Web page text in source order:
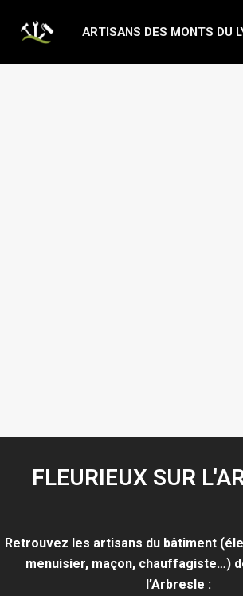
ARTISANS DES MONTS DU
FLEURIEUX SUR
Retrouvez les artisans du bâtiment
menuisier, maçon, chauffagiste…)
l’Arbresle :